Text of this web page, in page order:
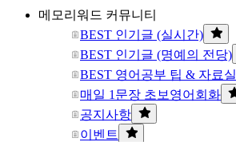
메모리워드 커뮤니티
BEST 인기글 (실시간)
BEST 인기글 (명예의 전당)
BEST 영어공부 팁 & 자료실
매일 1문장 초보영어회화
공지사항
이벤트